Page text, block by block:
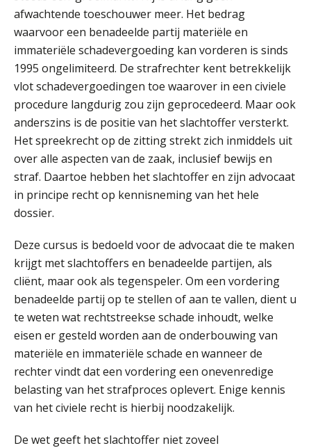
afwachtende toeschouwer meer. Het bedrag
waarvoor een benadeelde partij materiële en
immateriële schadevergoeding kan vorderen is sinds
1995 ongelimiteerd. De strafrechter kent betrekkelijk
vlot schadevergoedingen toe waarover in een civiele
procedure langdurig zou zijn geprocedeerd. Maar ook
anderszins is de positie van het slachtoffer versterkt.
Het spreekrecht op de zitting strekt zich inmiddels uit
over alle aspecten van de zaak, inclusief bewijs en
straf. Daartoe hebben het slachtoffer en zijn advocaat
in principe recht op kennisneming van het hele
dossier.
Deze cursus is bedoeld voor de advocaat die te maken
krijgt met slachtoffers en benadeelde partijen, als
cliënt, maar ook als tegenspeler. Om een vordering
benadeelde partij op te stellen of aan te vallen, dient u
te weten wat rechtstreekse schade inhoudt, welke
eisen er gesteld worden aan de onderbouwing van
materiële en immateriële schade en wanneer de
rechter vindt dat een vordering een onevenredige
belasting van het strafproces oplevert. Enige kennis
van het civiele recht is hierbij noodzakelijk.
De wet geeft het slachtoffer niet zoveel